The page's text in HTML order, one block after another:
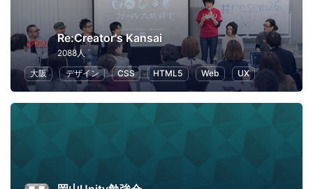
Re:Creator's Kansai
2088人
大阪
デザイン CSS HTML5 Web UX